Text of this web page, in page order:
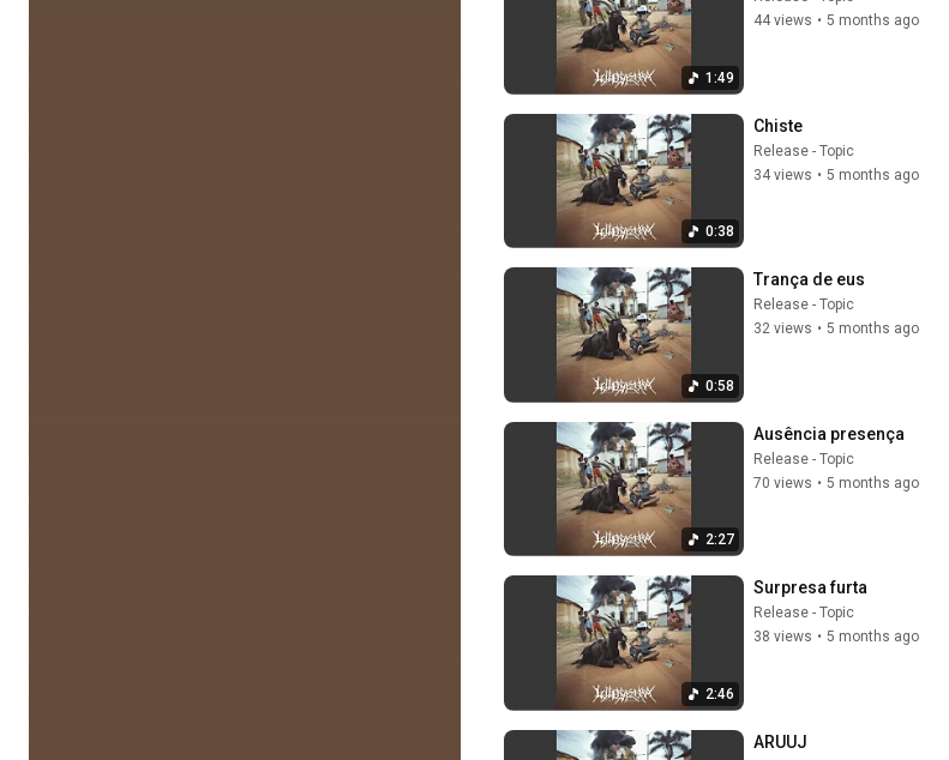
1:49
44 views • 5 months ago
0:38
Chiste
Release - Topic
34 views • 5 months ago
0:58
Trança de eus
Release - Topic
32 views • 5 months ago
2:27
Ausência presença
Release - Topic
70 views • 5 months ago
2:46
Surpresa furta
Release - Topic
38 views • 5 months ago
ARUUJ